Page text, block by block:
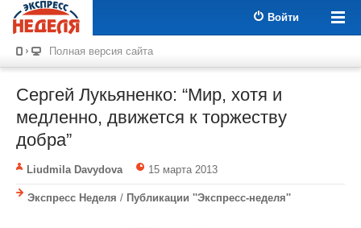
Войти
Полная версия сайта
Сергей Лукьяненко: “Мир, хотя и
медленно, движется к торжеству
добра”
Liudmila Davydova 15 марта 2013
Экспресс Неделя / Публикации ''Экспресс-неделя''